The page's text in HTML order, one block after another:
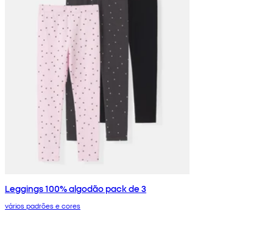
Leggings 100% algodão pack de 3
vários padrões e cores